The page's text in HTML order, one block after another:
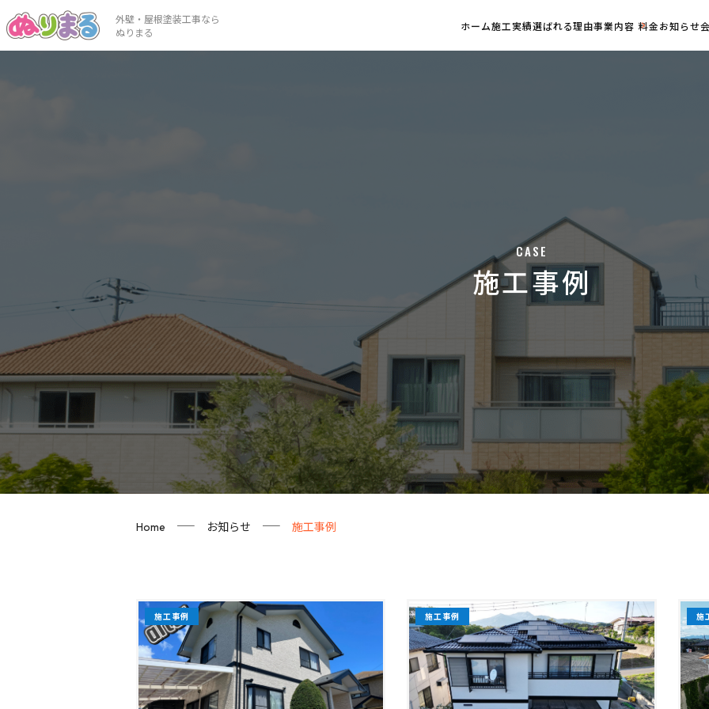
外壁・屋根塗装工事なら
ぬりまる
ホーム施工実績選ばれる理由事業内容 料金お知らせ
CASE
施工事例
Home お知らせ 施工事例
施工事例 施工事例 施